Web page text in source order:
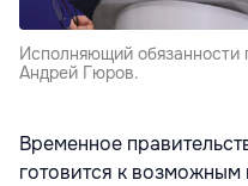
Исполняющий обязанности
Андрей Гюров.
Временное
готовится к